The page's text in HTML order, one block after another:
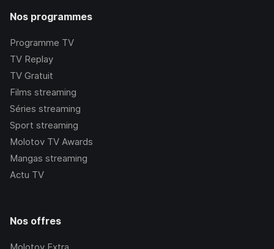
Nos programmes
Programme TV
TV Replay
TV Gratuit
Films streaming
Séries streaming
Sport streaming
Molotov TV Awards
Mangas streaming
Actu TV
Nos offres